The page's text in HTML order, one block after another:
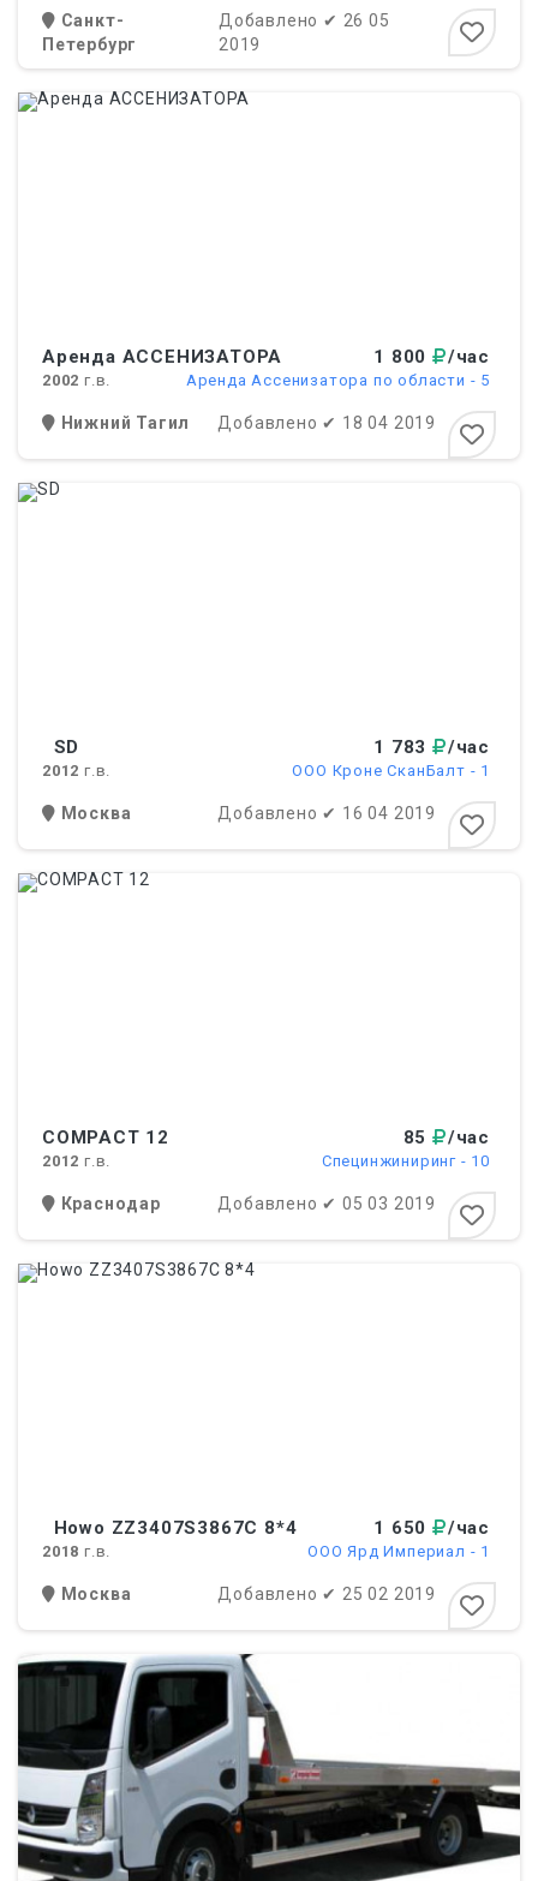
Санкт-
Петербург
Добавлено ✔ 26 05
2019
Аренда АССЕНИЗАТОРА 1 800 /час
2002 г.в. Аренда Ассенизатора по области - 5
Нижний Тагил Добавлено ✔ 18 04 2019
SD 1 783 /час
2012 г.в. ООО Кроне СканБалт - 1
Москва Добавлено ✔ 16 04 2019
COMPACT 12 85 /час
2012 г.в. Специнжиниринг - 10
Краснодар Добавлено ✔ 05 03 2019
Howo ZZ3407S3867C 8*4 1 650 /час
2018 г.в. ООО Ярд Империал - 1
Москва Добавлено ✔ 25 02 2019